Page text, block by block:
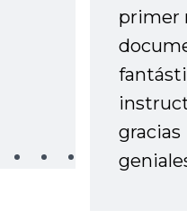
primer
gracias